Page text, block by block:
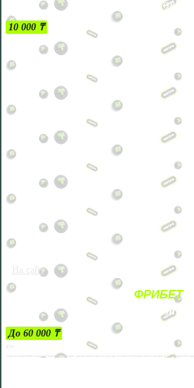
БЕЗ УСЛОВИЙ
10 000 ₸
На сайт
ФРИБЕТ
ЗА ДЕПОЗИТЫ
До 60 000 ₸
21+
Лицензии №24514359, выданной комитетом индустрии туризма Министерства культуры и спорта Республики Казахстан срок до 27 сентября 2034 года.